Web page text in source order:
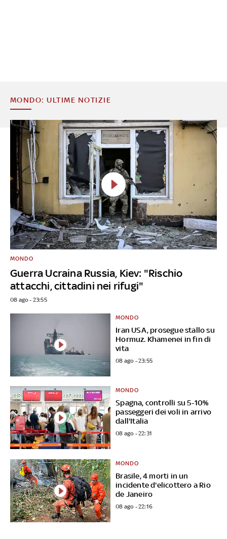
MONDO: ULTIME NOTIZIE
Guerra Ucraina Russia, Kiev: "Rischio
attacchi, cittadini nei rifugi"
MONDO
08 ago - 23:55
Iran USA, prosegue stallo su
Hormuz. Khamenei in fin di
vita
MONDO
08 ago - 23:55
Spagna, controlli su 5-10%
passeggeri dei voli in arrivo
dall'Italia
MONDO
08 ago - 22:31
Brasile, 4 morti in un
incidente d'elicottero a Rio
de Janeiro
MONDO
08 ago - 22:16